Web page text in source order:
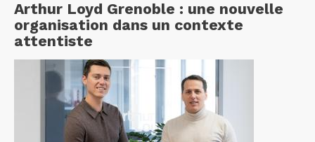
Arthur Loyd Grenoble : une nouvelle
organisation dans un contexte
attentiste